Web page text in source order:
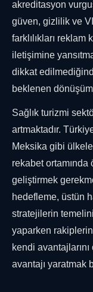
akreditasyon
güven, gizlilik ve
farklılıkları
iletişimine
dikkat
beklenen
Sağlık turizmi
artmaktadır.
Meksika gibi
rekabet ortamında
geliştirmek
hedefleme, üstün
stratejilerin
yaparken
kendi
avantajı yaratmak